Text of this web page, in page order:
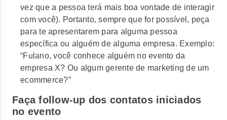
vez que a pessoa terá mais boa vontade de interagir
com você). Portanto, sempre que for possível, peça
para te apresentarem para alguma pessoa
específica ou alguém de alguma empresa. Exemplo:
“Fulano, você conhece alguém no evento da
empresa X? Ou algum gerente de marketing de um
ecommerce?”
Faça follow-up dos contatos iniciados
no evento